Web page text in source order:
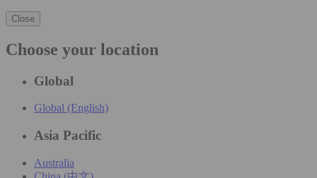
Close
Choose your location
Global
Global (English)
Asia Pacific
Australia